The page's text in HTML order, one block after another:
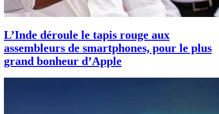
L’Inde déroule le tapis rouge aux
assembleurs de smartphones, pour le plus
grand bonheur d’Apple